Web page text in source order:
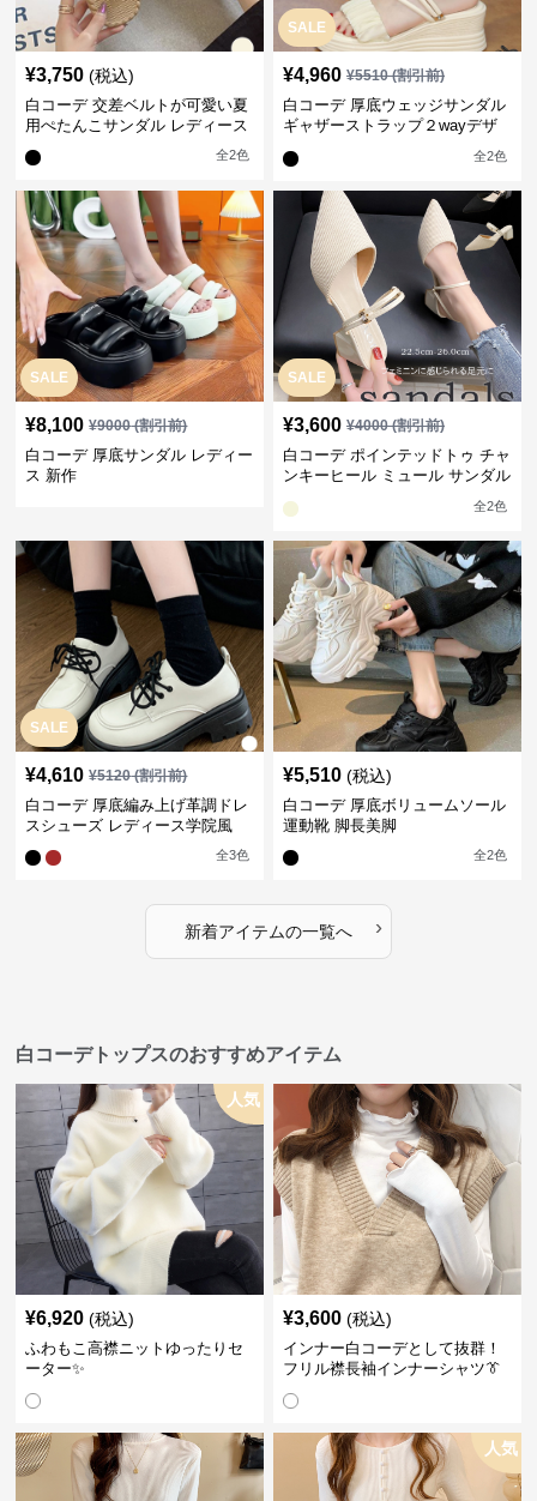
¥3,750 (税込)
白コーデ 交差ベルトが可愛い夏
用ぺたんこサンダル レディース
全2色
SALE
¥4,960 ¥5510(割引前)
白コーデ 厚底ウェッジサンダル
ギャザーストラップ２wayデザ
全2色
SALE
¥8,100 ¥9000(割引前)
白コーデ 厚底サンダル レディー
ス 新作
SALE
¥3,600 ¥4000(割引前)
白コーデ ポインテッドトゥ チャ
ンキーヒール ミュール サンダル
全2色
SALE
¥4,610 ¥5120(割引前)
白コーデ 厚底編み上げ革調ドレ
スシューズ レディース学院風
全3色
¥5,510 (税込)
白コーデ 厚底ボリュームソール
運動靴 脚長美脚
全2色
新着アイテムの一覧へ ›
白コーデトップスのおすすめアイテム
人気
¥6,920 (税込)
ふわもこ高襟ニットゆったりセ
ーター✨
¥3,600 (税込)
インナー白コーデとして抜群！
フリル襟長袖インナーシャツ👔
人気